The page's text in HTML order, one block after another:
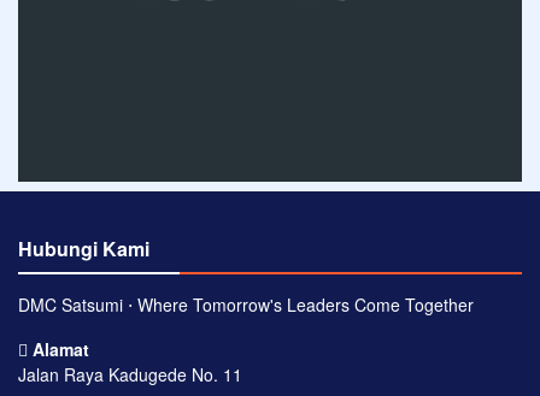
Hubungi Kami
DMC Satsumi ⋅ Where Tomorrow's Leaders Come Together
Alamat
Jalan Raya Kadugede No. 11